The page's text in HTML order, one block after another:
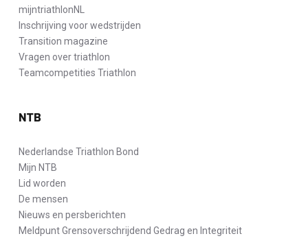
mijntriathlonNL
Inschrijving voor wedstrijden
Transition magazine
Vragen over triathlon
Teamcompetities Triathlon
NTB
Nederlandse Triathlon Bond
Mijn NTB
Lid worden
De mensen
Nieuws en persberichten
Meldpunt Grensoverschrijdend Gedrag en Integriteit